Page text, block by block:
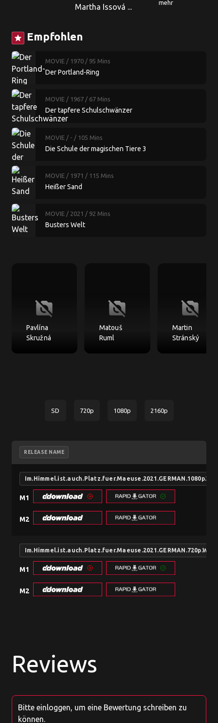
Martha Issová ...
mehr
star Empfohlen
MOVIE / 1970 / 95 Mins
Der Portland-Ring
MOVIE / 1967 / 67 Mins
Der tapfere Schulschwänzer
MOVIE / - / 105 Mins
Die Schule der magischen Tiere 3
MOVIE / 1971 / 115 Mins
Heißer Sand
MOVIE / 2021 / 92 Mins
Busters Welt
no_photography
Pavlína
Skružná
no_photography
Matouš
Ruml
no_photography
Martin
Stránský
SD 720p 1080p 2160p
RELEASE NAME
M1
M2
M1
M2
Reviews
Bitte einloggen, um eine Bewertung schreiben zu
können.